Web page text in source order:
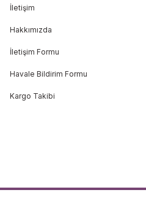
İletişim
Hakkımızda
İletişim Formu
Havale Bildirim Formu
Kargo Takibi